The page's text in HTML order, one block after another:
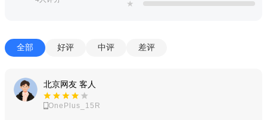
★
全部 好评 中评 差评
北京网友 客人
OnePlus_15R